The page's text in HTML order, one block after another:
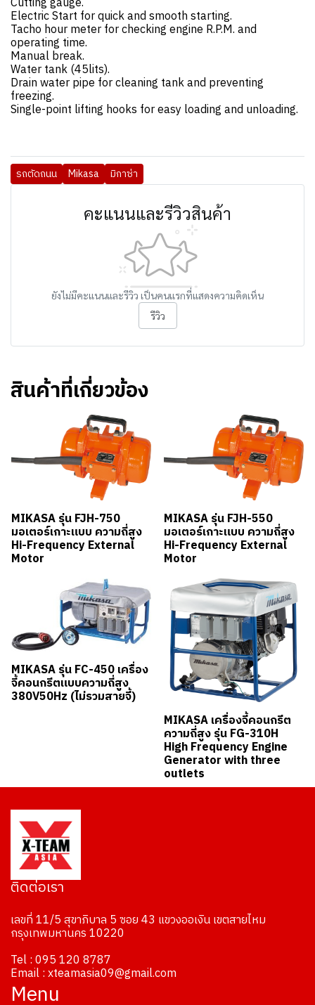
Electric Start for quick and smooth starting.
Tacho hour meter for checking engine R.P.M. and
operating time.
Manual break.
Water tank (45lits).
Drain water pipe for cleaning tank and preventing
freezing.
Single-point lifting hooks for easy loading and unloading.
รถตัดถนน Mikasa มิกาซ่า
คะแนนและรีวิวสินค้า
ยังไม่มีคะแนนและรีวิว เป็นคนแรกที่แสดงความคิดเห็น
รีวิว
สินค้าที่เกี่ยวข้อง
MIKASA รุ่น FJH-750
มอเตอร์เกาะแบบ ความถี่สูง
Hi-Frequency External
Motor
MIKASA รุ่น FJH-550
มอเตอร์เกาะแบบ ความถี่สูง
Hi-Frequency External
Motor
MIKASA รุ่น FC-450 เครื่อง
จี้คอนกรีตแบบความถี่สูง
380V50Hz (ไม่รวมสายจี้)
MIKASA เครื่องจี้คอนกรีต
ความถี่สูง รุ่น FG-310H
High Frequency Engine
Generator with three
outlets
ติดต่อเรา
เลขที่ 11/5 สุขาภิบาล 5 ซอย 43 แขวงออเงิน เขตสายไหม
กรุงเทพมหานคร 10220
Tel : 095 120 8787
Email : xteamasia09@gmail.com
Menu